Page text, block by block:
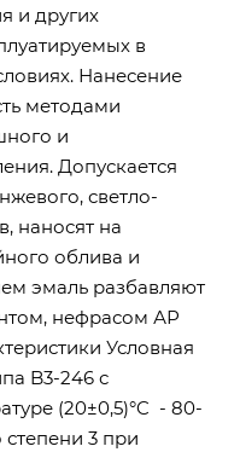
и других
в
Нанесение
методами
и
Допускается
светло-
наносят на
облива и
эмаль разбавляют
нефрасом АР
Условная
B3-246 с
(20±0,5)°C - 80-
3 при